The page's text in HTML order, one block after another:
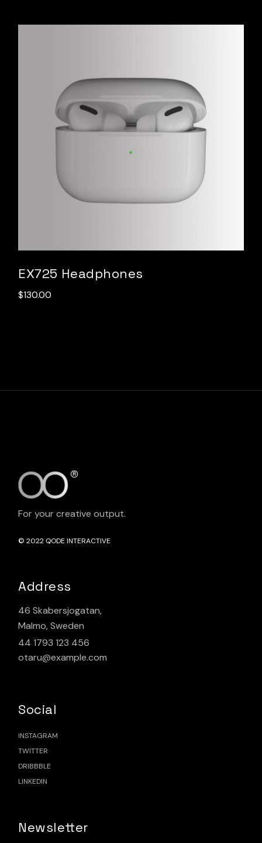
EX725 Headphones
$130.00
For your creative output.
© 2022 QODE INTERACTIVE
Address
46 Skabersjogatan,
Malmo, Sweden
44 1793 123 456
otaru@example.com
Social
INSTAGRAM
TWITTER
DRIBBBLE
LINKEDIN
Newsletter